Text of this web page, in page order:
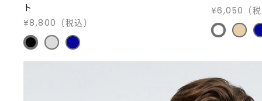
ト
¥8,800 （税込）
¥6,050 （